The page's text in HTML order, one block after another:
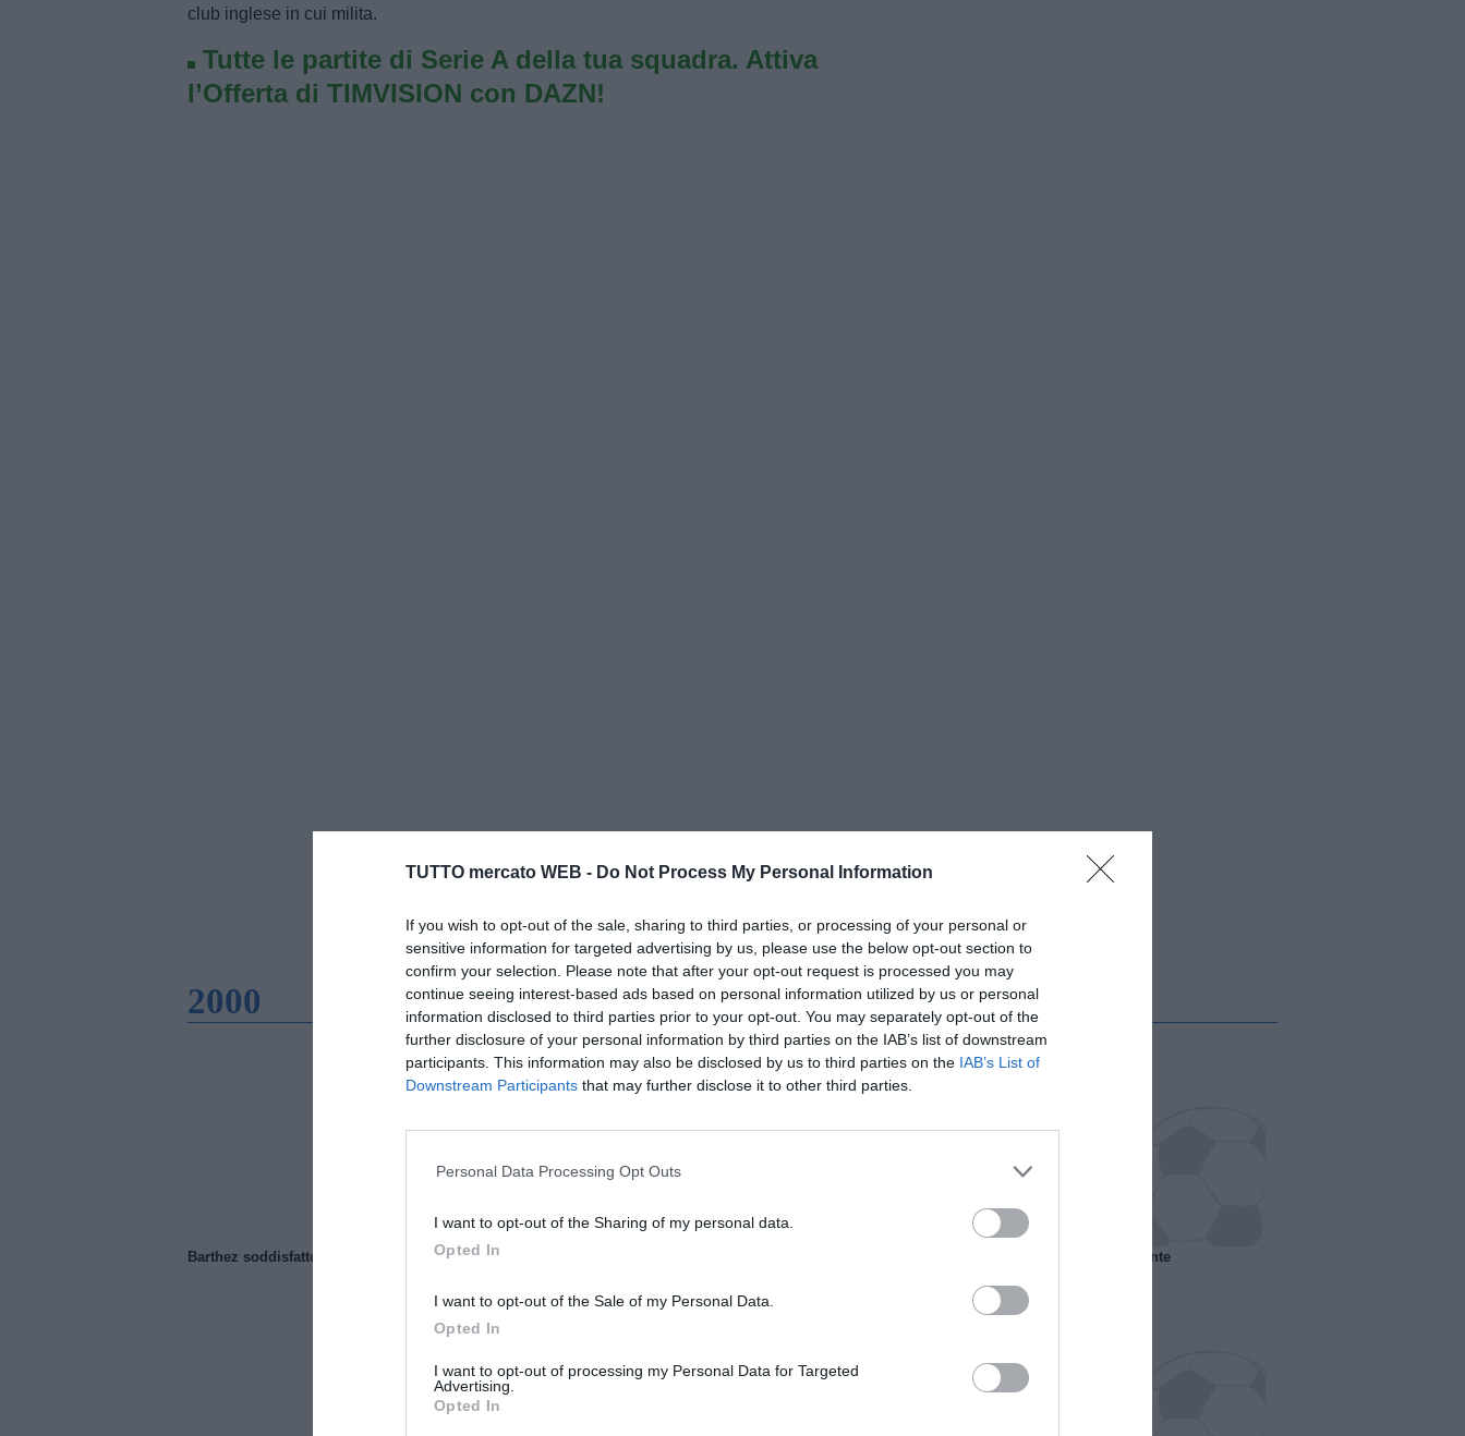
TUTTO mercato WEB - Do Not Process My Personal Information
If you wish to opt-out of the sale, sharing to third parties, or processing of your personal or
sensitive information for targeted advertising by us, please use the below opt-out section to
confirm your selection. Please note that after your opt-out request is processed you may
continue seeing interest-based ads based on personal information utilized by us or personal
information disclosed to third parties prior to your opt-out. You may separately opt-out of the
further disclosure of your personal information by third parties on the IAB’s list of downstream
participants. This information may also be disclosed by us to third parties on the IAB’s List of
Downstream Participants that may further disclose it to other third parties.
Personal Data Processing Opt Outs
I want to opt-out of the Sharing of my personal data.
Opted In
I want to opt-out of the Sale of my Personal Data.
Opted In
I want to opt-out of processing my Personal Data for Targeted
Advertising.
Opted In
club inglese in cui milita.
Tutte le partite di Serie A della tua squadra. Attiva
l’Offerta di TIMVISION con DAZN!
2000
Barthez soddisfatto del Manchester United Francia, il Marsiglia senza presidente